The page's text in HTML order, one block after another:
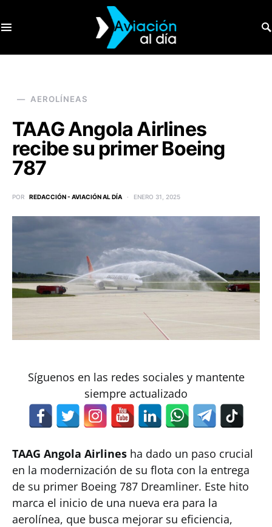
AEROLÍNEAS
TAAG Angola Airlines
recibe su primer Boeing
787
POR REDACCIÓN - AVIACIÓN AL DÍA ENERO 31, 2025
Síguenos en las redes sociales y mantente
siempre actualizado
TAAG Angola Airlines ha dado un paso crucial
en la modernización de su flota con la entrega
de su primer Boeing 787 Dreamliner. Este hito
marca el inicio de una nueva era para la
aerolínea, que busca mejorar su eficiencia,